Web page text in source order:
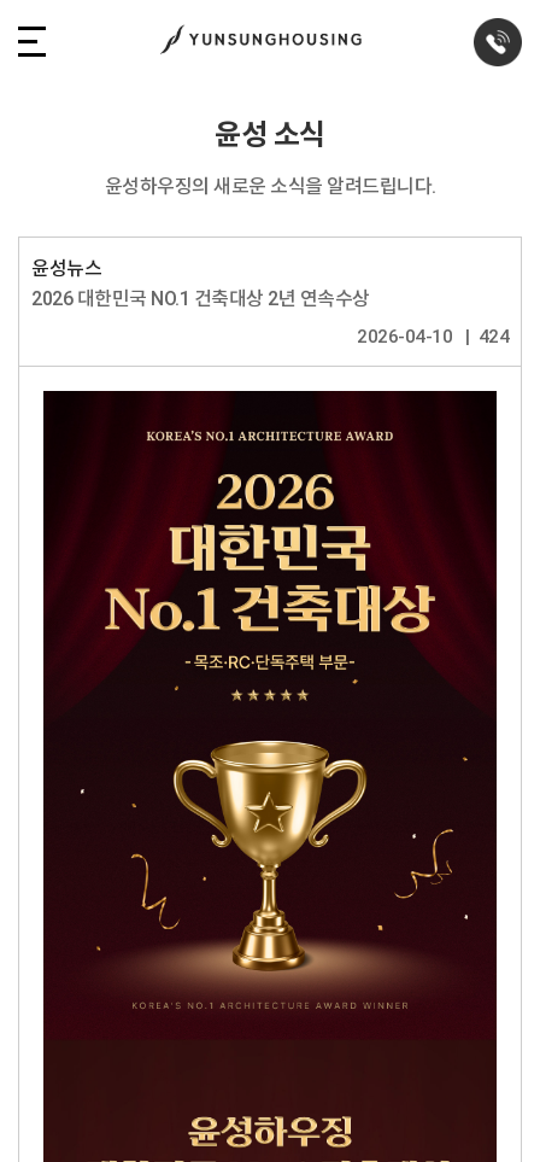
윤성 소식
윤성하우징의 새로운 소식을 알려드립니다.
윤성뉴스
2026 대한민국 NO.1 건축대상 2년 연속수상
2026-04-10 424